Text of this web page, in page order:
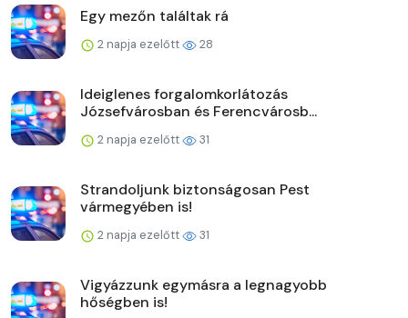
Egy mezőn találtak rá
2 napja ezelőtt 28
Ideiglenes forgalomkorlátozás
Józsefvárosban és Ferencvárosb...
2 napja ezelőtt 31
Strandoljunk biztonságosan Pest
vármegyében is!
2 napja ezelőtt 31
Vigyázzunk egymásra a legnagyobb
hőségben is!